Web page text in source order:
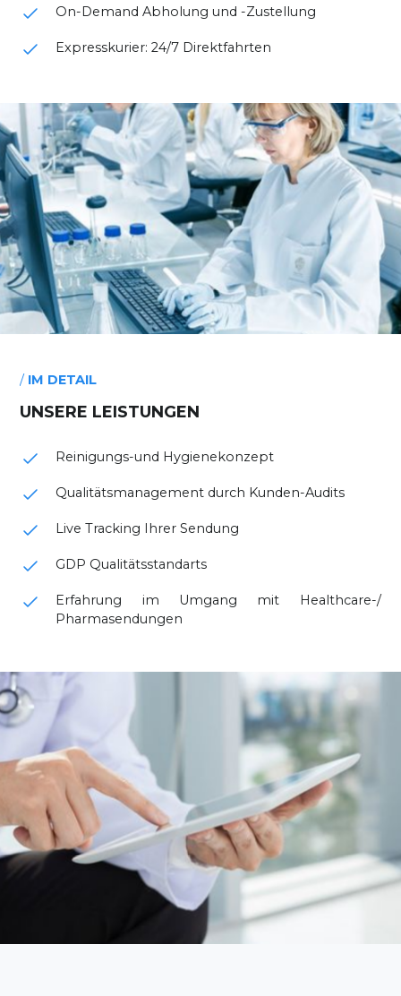
On-Demand Abholung und -Zustellung
Expresskurier: 24/7 Direktfahrten
/ IM DETAIL
UNSERE LEISTUNGEN
Reinigungs-und Hygienekonzept
Qualitätsmanagement durch Kunden-Audits
Live Tracking Ihrer Sendung
GDP Qualitätsstandarts
Erfahrung im Umgang mit Healthcare-/
Pharmasendungen